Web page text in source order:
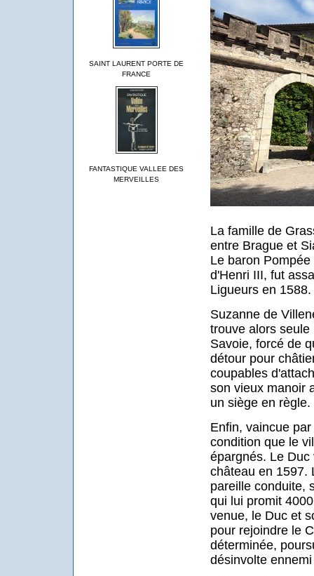
SAINT LAURENT PORTE DE
FRANCE
FANTASTIQUE VALLEE DES
MERVEILLES
La famille de
entre Brague et
Le baron
d'Henri III, fut
Ligueurs en 1588.
Suzanne de
trouve alors
Savoie, forcé de
détour pour
coupables
son vieux manoir
un siège en règle.
Enfin, vaincue
condition que le
épargnés. Le
château en 1597.
pareille conduite,
qui lui promit
venue, le Duc et
pour rejoindre le
déterminée,
désinvolte